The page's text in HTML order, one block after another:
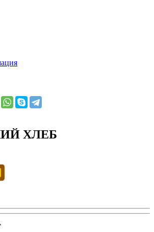
ХЛЕБ